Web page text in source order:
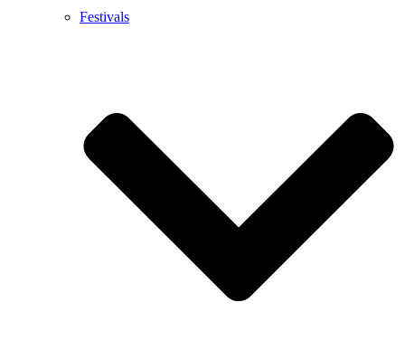
Festivals